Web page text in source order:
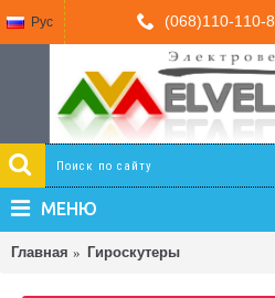
(068)110-110-8
Рус
МЕНЮ
Главная Гироскутеры